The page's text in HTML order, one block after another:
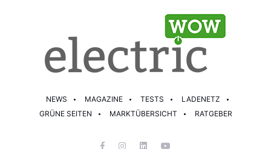
NEWS MAGAZINE TESTS
LADENETZ
GRÜNE SEITEN
MARKTÜBERSICHT RATGEBER